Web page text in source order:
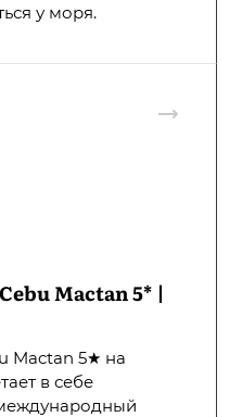
у моря.
Mactan 5* |
Mactan 5★ на
в себе